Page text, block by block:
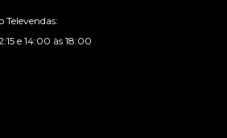
e 14:00 às 18:00